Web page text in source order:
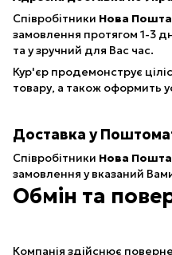
Співробітники Нова Пошта
замовлення протягом 1-3
та у зручний для Вас час.
Кур'єр продемонструє
товару, а також оформить
Доставка у
Співробітники Нова Пошта
замовлення у вказаний
Обмін та
Компанія здійснює